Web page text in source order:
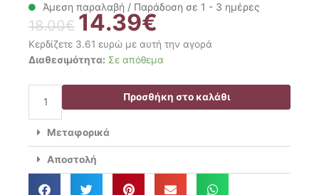
Άμεση παραλαβή / Παράδοση σε 1 - 3 ημέρες
18.00€ Original
price
was:
18.00€.
14.39€
τρέχουσα
τιμή
είναι:
14.39€.
Κερδίζετε 3.61 ευρώ με αυτή την αγορά
Διαθεσιμότητα: Σε απόθεμα
Nima
Αρωματικό
Χώρου
Με
Προσθήκη στο καλάθι
Μεταφορικά
Αποστολή